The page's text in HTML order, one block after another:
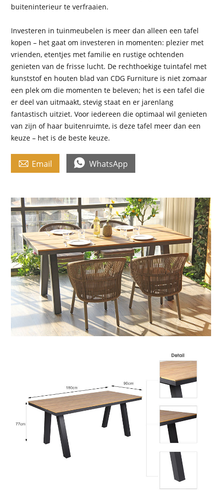
buiteninterieur te verfraaien.
Investeren in tuinmeubelen is meer dan alleen een tafel
kopen – het gaat om investeren in momenten: plezier met
vrienden, etentjes met familie en rustige ochtenden
genieten van de frisse lucht. De rechthoekige tuintafel met
kunststof en houten blad van CDG Furniture is niet zomaar
een plek om die momenten te beleven; het is een tafel die
er deel van uitmaakt, stevig staat en er jarenlang
fantastisch uitziet. Voor iedereen die optimaal wil genieten
van zijn of haar buitenruimte, is deze tafel meer dan een
keuze – het is de beste keuze.
 Email  WhatsApp